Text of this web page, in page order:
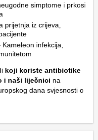
simptome i prkosi
prijetnja iz crijeva,
Kameleon infekcija,
koji koriste antibiotike
i naši liječnici na
dana svjesnosti o